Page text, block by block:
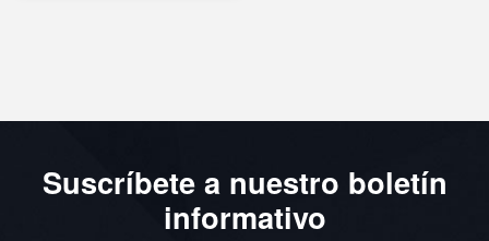
Suscríbete a nuestro boletín
informativo